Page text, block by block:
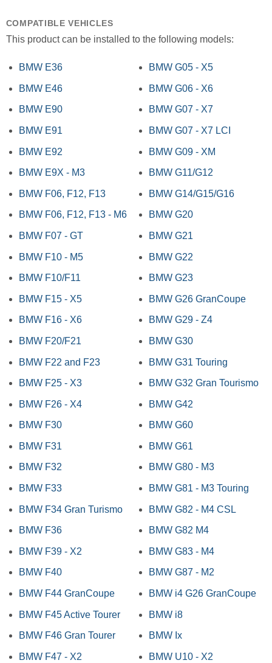
COMPATIBLE VEHICLES
This product can be installed to the following models:
BMW E36
BMW E46
BMW E90
BMW E91
BMW E92
BMW E9X - M3
BMW F06, F12, F13
BMW F06, F12, F13 - M6
BMW F07 - GT
BMW F10 - M5
BMW F10/F11
BMW F15 - X5
BMW F16 - X6
BMW F20/F21
BMW F22 and F23
BMW F25 - X3
BMW F26 - X4
BMW F30
BMW F31
BMW F32
BMW F33
BMW F34 Gran Turismo
BMW F36
BMW F39 - X2
BMW F40
BMW F44 GranCoupe
BMW F45 Active Tourer
BMW F46 Gran Tourer
BMW F47 - X2
BMW G05 - X5
BMW G06 - X6
BMW G07 - X7
BMW G07 - X7 LCI
BMW G09 - XM
BMW G11/G12
BMW G14/G15/G16
BMW G20
BMW G21
BMW G22
BMW G23
BMW G26 GranCoupe
BMW G29 - Z4
BMW G30
BMW G31 Touring
BMW G32 Gran Tourismo
BMW G42
BMW G60
BMW G61
BMW G80 - M3
BMW G81 - M3 Touring
BMW G82 - M4 CSL
BMW G82 M4
BMW G83 - M4
BMW G87 - M2
BMW i4 G26 GranCoupe
BMW i8
BMW Ix
BMW U10 - X2